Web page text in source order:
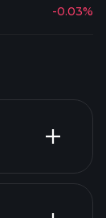
-0.03%